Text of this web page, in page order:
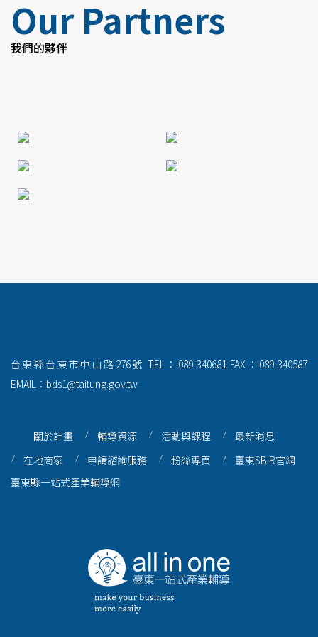
Our Partners
我們的夥伴
台東縣台東市中山路276號 TEL：089-340681 FAX：089-340587
EMAIL：bds1@taitung.gov.tw
關於計畫 輔導資源 活動與課程
最新消息
在地商家
申請諮詢服務 粉絲專頁
臺東SBIR官網
臺東縣一站式產業輔導網